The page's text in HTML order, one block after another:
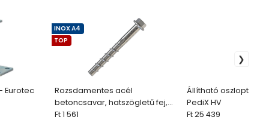
Eurotec
Rozsdamentes acél
betoncsavar, hatszögletű fej,
rozsdamentes acél A4 (1 db)
INOX A4
TOP
Ft 1 561
Állítható oszloptalp -
PediX HV
Ft 25 439